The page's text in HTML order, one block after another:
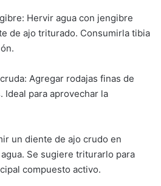
Hervir agua con jengibre
de ajo triturado. Consumirla tibia
Agregar rodajas finas de
Ideal para aprovechar la
un diente de ajo crudo en
Se sugiere triturarlo para
compuesto activo.